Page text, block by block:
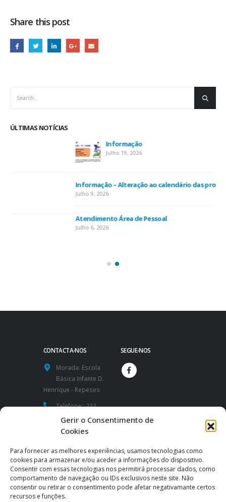
Gerir o Consentimento de
Cookies
Para fornecer as melhores experiências, usamos tecnologias como
cookies para armazenar e/ou aceder a informações do dispositivo.
Consentir com essas tecnologias nos permitirá processar dados, como
comportamento de navegação ou IDs exclusivos neste site. Não
consentir ou retirar o consentimento pode afetar negativamante certos
recursos e funções.
Share this post
ÚLTIMAS NOTÍCIAS
Informação
Julho 19, 2026
Informação – Alteração ao calendário das provas
Atendimento Área de Pessoal
CONTACTA-NOS
Morada: Escola
Básica Infante D.
Henrique - Repeses
Telefone::232
424 591 / 232
426 260
https://www.aeidh.pt
Email:
direcao@aeidh.pt|
SEGUE-NOS